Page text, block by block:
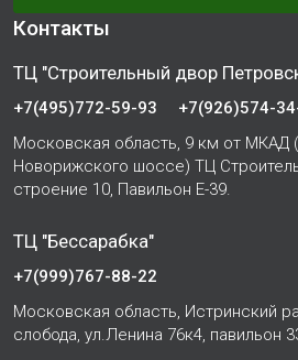
Контакты
ТЦ "Строительный двор
+7(495)772-59-93
+7(926)574-
Московская область, 9 км от МКАД
Новорижского шоссе) ТЦ
строение 10, Павильон Е-39.
ТЦ "Бессарабка"
+7(999)767-88-22
Московская область, Истринский
слобода, ул.Ленина 76к4, павильон